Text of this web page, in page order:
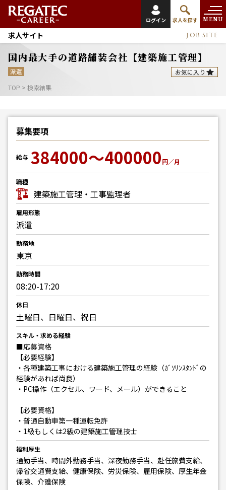
ログイン 求人を探す MENU
求人サイト JOB SITE
国内最大手の道路舗装会社【建築施工管理】
派遣
お気に入り
TOP > 検索結果
募集要項
給与 384000～400000円／月
職種
建築施工管理・工事監理者
雇用形態
派遣
勤務地
東京
勤務時間
08:20-17:20
休日
土曜日、日曜日、祝日
スキル・求める経験
■応募資格
【必要経験】
・各種建築工事における建築施工管理の経験（ｶﾞｿﾘﾝｽﾀﾝﾄﾞの
経験があれば尚良）
・PC操作（エクセル、ワード、メール）ができること
【必要資格】
・普通自動車第一種運転免許
・1級もしくは2級の建築施工管理技士
福利厚生
通勤手当、時間外勤務手当、深夜勤務手当、赴任旅費支給、
帰省交通費支給、健康保険、労災保険、雇用保険、厚生年金
保険、介護保険